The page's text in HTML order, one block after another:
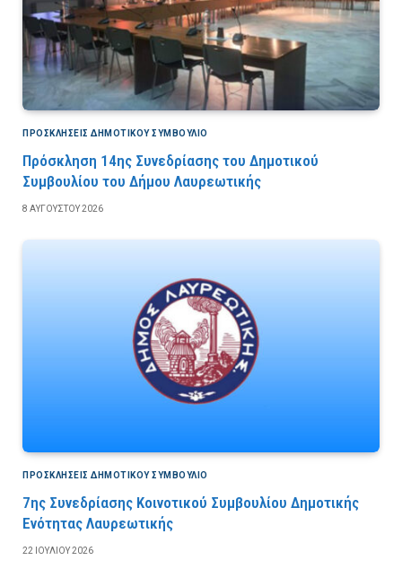
ΠΡΟΣΚΛΉΣΕΙΣ ΔΗΜΟΤΙΚΟΎ ΣΥΜΒΟΎΛΙΟ
Πρόσκληση 14ης Συνεδρίασης του Δημοτικού
Συμβουλίου του Δήμου Λαυρεωτικής
8 ΑΥΓΟΎΣΤΟΥ 2026
ΠΡΟΣΚΛΉΣΕΙΣ ΔΗΜΟΤΙΚΟΎ ΣΥΜΒΟΎΛΙΟ
7ης Συνεδρίασης Κοινοτικού Συμβουλίου Δημοτικής
Ενότητας Λαυρεωτικής
22 ΙΟΥΛΊΟΥ 2026